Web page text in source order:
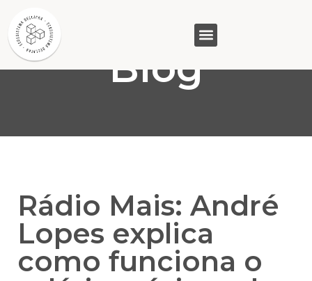
Blog
Rádio Mais: André
Lopes explica
como funciona o